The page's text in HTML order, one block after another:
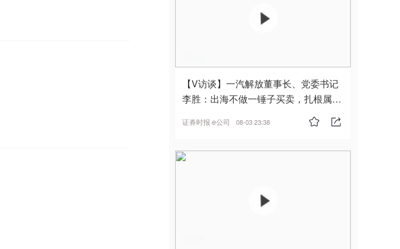
【V访谈】一汽解放董事长、党委书记
李胜：出海不做一锤子买卖，扎根属
证券时报·e公司 08-03 23:38